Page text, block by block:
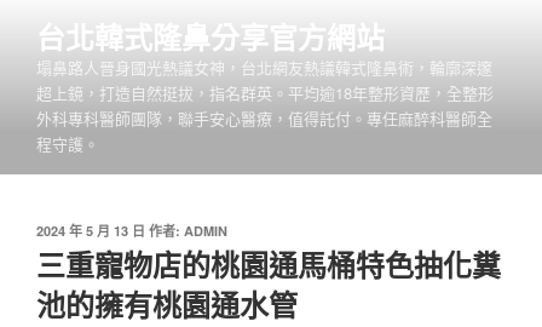
台北韓式隆鼻分享官方網站
塌鼻路人晉身國光熱議女神，台北網友熱議韓式隆鼻術，輪廓深邃
超上鏡，打造自然挺拔，指名群英。平均逾18年整形資歷，全整形
外科專科醫師團隊，聯手安心醫療，值得託付。專任麻醉科醫師全
程守護。
發
佈
於
2024 年 5 月 13 日 作者: ADMIN
三重寵物店的桃園通馬桶特色抽化糞
池的擁有桃園通水管